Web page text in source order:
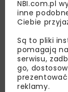
NBI.com.pl
inne
Ciebie
Są to pliki
pomagają
serwisu,
go,
reklamy.